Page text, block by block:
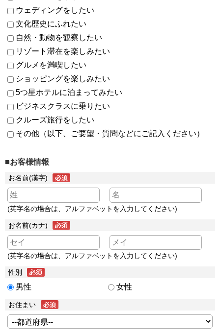
ウェディングをしたい
文化歴史にふれたい
自然・動物を観察したい
リゾート滞在を楽しみたい
グルメを満喫したい
ショッピングを楽しみたい
5つ星ホテルに泊まってみたい
ビジネスクラスに乗りたい
クルーズ旅行をしたい
その他（以下、ご要望・質問などにご記入ください）
■お客様情報
お名前(漢字)
(英字名の場合は、アルファベットを入力してください)
お名前(カナ)
(英字名の場合は、アルファベットを入力してください)
性別
男性 女性
お住まい